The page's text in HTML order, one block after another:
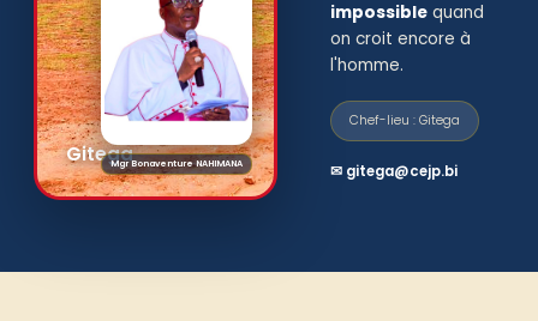
Mgr Bonaventure NAHIMANA
Gitega
impossible quand
on croit encore à
l'homme.
Chef-lieu : Gitega
✉ gitega@cejp.bi